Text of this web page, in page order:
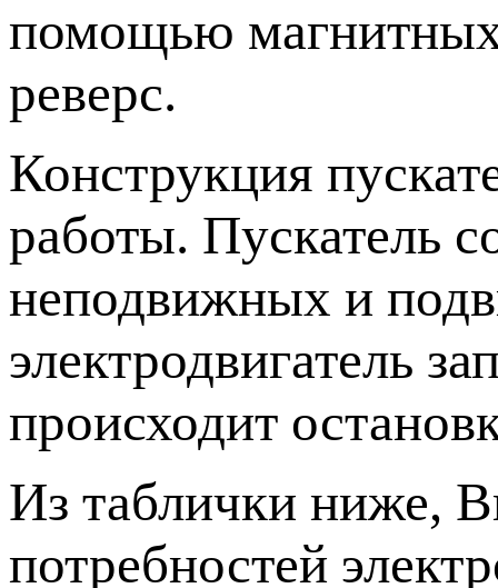
помощью магнитных
реверс.
Конструкция
работы. Пускатель
неподвижных и
электродвигатель
происходит
Из таблички ниже,
потребностей